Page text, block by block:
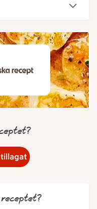
tillagat